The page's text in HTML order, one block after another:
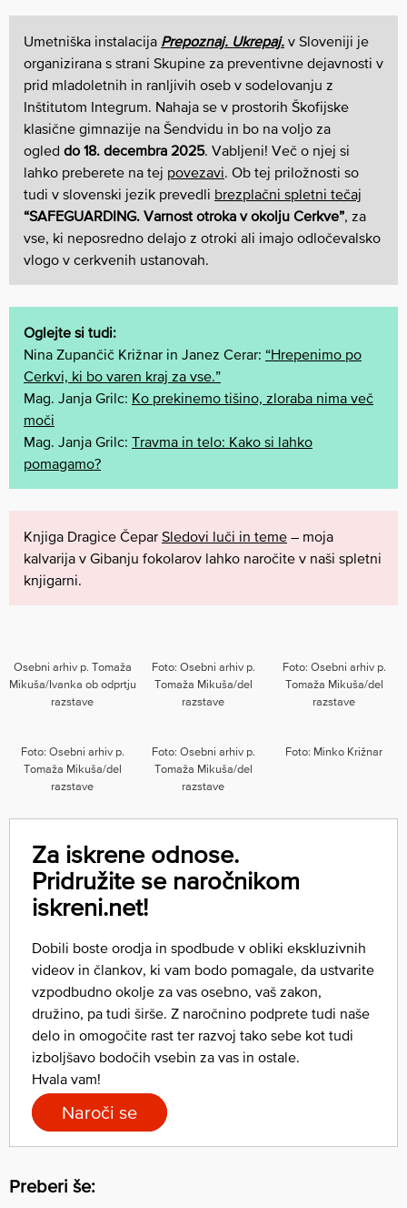
Umetniška instalacija Prepoznaj. Ukrepaj. v Sloveniji je
organizirana s strani Skupine za preventivne dejavnosti v
prid mladoletnih in ranljivih oseb v sodelovanju z
Inštitutom Integrum. Nahaja se v prostorih Škofijske
klasične gimnazije na Šendvidu in bo na voljo za
ogled do 18. decembra 2025. Vabljeni! Več o njej si
lahko preberete na tej povezavi. Ob tej priložnosti so
tudi v slovenski jezik prevedli brezplačni spletni tečaj
“SAFEGUARDING. Varnost otroka v okolju Cerkve”, za
vse, ki neposredno delajo z otroki ali imajo odločevalsko
vlogo v cerkvenih ustanovah.
Oglejte si tudi:
Nina Zupančič Križnar in Janez Cerar: “Hrepenimo po
Cerkvi, ki bo varen kraj za vse.”
Mag. Janja Grilc: Ko prekinemo tišino, zloraba nima več
moči
Mag. Janja Grilc: Travma in telo: Kako si lahko
pomagamo?
Knjiga Dragice Čepar Sledovi luči in teme – moja
kalvarija v Gibanju fokolarov lahko naročite v naši spletni
knjigarni.
Osebni arhiv p. Tomaža
Mikuša/Ivanka ob odprtju
razstave
Foto: Osebni arhiv p.
Tomaža Mikuša/del
razstave
Foto: Osebni arhiv p.
Tomaža Mikuša/del
razstave
Foto: Osebni arhiv p.
Tomaža Mikuša/del
razstave
Foto: Osebni arhiv p.
Tomaža Mikuša/del
razstave
Foto: Minko Križnar
Za iskrene odnose.
Pridružite se naročnikom
iskreni.net!
Dobili boste orodja in spodbude v obliki ekskluzivnih
videov in člankov, ki vam bodo pomagale, da ustvarite
vzpodbudno okolje za vas osebno, vaš zakon,
družino, pa tudi širše. Z naročnino podprete tudi naše
delo in omogočite rast ter razvoj tako sebe kot tudi
izboljšavo bodočih vsebin za vas in ostale.
Hvala vam!
Naroči se
Preberi še: